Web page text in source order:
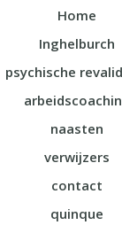
Home
Inghelburch
psychische
naasten
verwijzers
contact
quinque